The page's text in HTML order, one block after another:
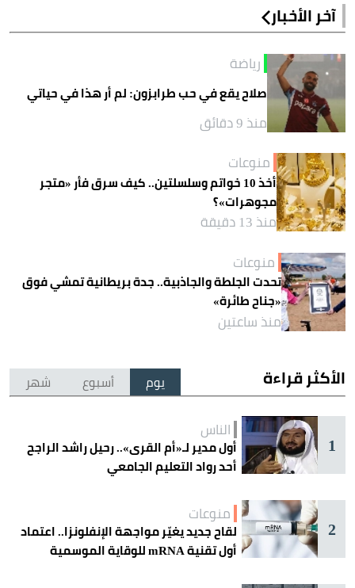
آخر الأخبار
رياضة
صلاح يقع في حب طرابزون: لم أر هذا في حياتي
منذ 9 دقائق
منوعات
أخذ 10 خواتم وسلسلتين.. كيف سرق فأر «متجر
مجوهرات»؟
منذ 13 دقيقة
منوعات
تحدت الجلطة والجاذبية.. جدة بريطانية تمشي فوق
«جناح طائرة»
منذ ساعتين
الأكثر قراءة يوم أسبوع شهر
1
الناس
أول مدير لـ«أم القرى».. رحيل راشد الراجح
أحد رواد التعليم الجامعي
2
منوعات
لقاح جديد يغيّر مواجهة الإنفلونزا.. اعتماد
أول تقنية mRNA للوقاية الموسمية